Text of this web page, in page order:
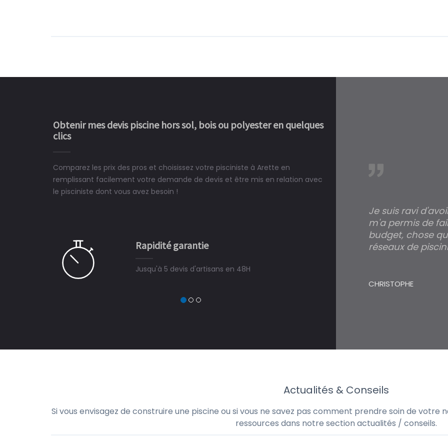
Obtenir mes devis piscine hors sol, bois ou polyester en quelques
clics
Comparez les prix des pros et choisissez votre pisciniste à Arette en
remplissant facilement votre demande de devis et être mis en relation avec
le pisciniste dont vous avez besoin !
Rapidité garantie
Jusqu'à 5 devis d'artisans en 48H
ne peut plus s'en passer.
Le rêve devient enfin réalité, une piscine est bien
construit chez moi.
Je suis ravi
m'a permis de
budget, chose
réseaux de
CHRISTOPHE
Actualités & Conseils
Si vous envisagez de construire une piscine ou si vous ne savez pas comment prendre soin de votre
ressources dans notre section actualités / conseils.